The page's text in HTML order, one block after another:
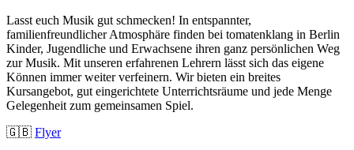
Lasst euch Musik gut schmecken! In entspannter,
familienfreundlicher Atmosphäre finden bei tomatenklang in Berlin
Kinder, Jugendliche und Erwachsene ihren ganz persönlichen Weg
zur Musik. Mit unseren erfahrenen Lehrern lässt sich das eigene
Können immer weiter verfeinern. Wir bieten ein breites
Kursangebot, gut eingerichtete Unterrichtsräume und jede Menge
Gelegenheit zum gemeinsamen Spiel.
🇬🇧 Flyer